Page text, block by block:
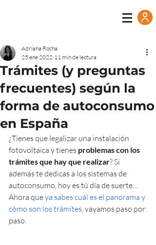
Trámites (y preguntas
frecuentes) según la
forma de autoconsumo
en España
Adriana Rocha
25 ene 2022 11 min de lectura
¿Tienes que legalizar una instalación
fotovoltaica y tienes problemas con los
trámites que hay que realizar? Si
además te dedicas a los sistemas de
autoconsumo, hoy es tú día de suerte…
Ahora que ya sabes cuál es el panorama y
cómo son los trámites, vayamos paso por
paso.